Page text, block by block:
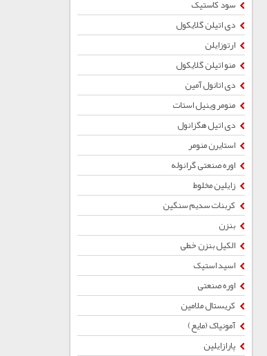
سود کاستیک
دی اتیلن گلایکول
ارتوزایلن
منو اتیلن گلایکول
دی اتانول آمین
منومر وینیل استات
دی اتیل هگزانول
استایرن منومر
اوره صنعتی گرانوله
زایلین مخلوط
کربنات سدیم سنگین
بنزن
الکیل بنزن خطی
اسید استیک
اوره صنعتی
کریستال ملامین
آمونیاک (مایع)
پارازایلین